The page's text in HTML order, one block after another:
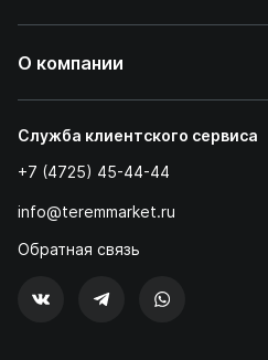
О компании
Служба клиентского сервиса
+7 (4725) 45-44-44
info@teremmarket.ru
Обратная связь